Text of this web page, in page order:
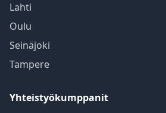
Lahti
Oulu
Seinäjoki
Tampere
Yhteistyökumppanit